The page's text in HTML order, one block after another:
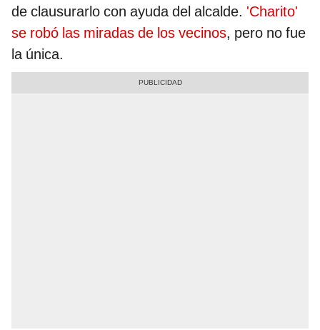
de clausurarlo con ayuda del alcalde. 'Charito'
se robó las miradas de los vecinos, pero no fue
la única.